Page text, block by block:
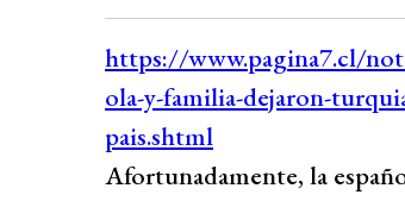
Afortunadamente, la